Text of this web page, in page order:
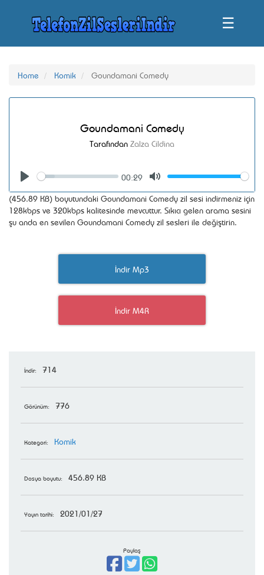
☰
Home Komik Goundamani Comedy
Goundamani Comedy
Tarafından Zalza Cildina
Seek
00:29
Volume
(456.89 KB) boyutundaki Goundamani Comedy zil sesi indirmeniz için
128kbps ve 320kbps kalitesinde mevcuttur. Sıkıcı gelen arama sesini
şu anda en sevilen Goundamani Comedy zil sesleri ile değiştirin.
İndir Mp3
İndir M4R
İndir: 714
Görünüm: 776
Kategori: Komik
Dosya boyutu: 456.89 KB
Yayın tarihi: 2021/01/27
Paylaş